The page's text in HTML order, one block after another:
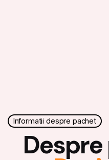
Informatii despre pachet